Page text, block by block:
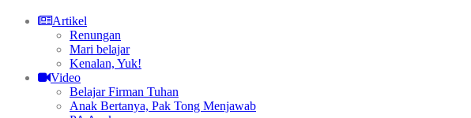
Artikel
Renungan
Mari belajar
Kenalan, Yuk!
Video
Belajar Firman Tuhan
Anak Bertanya, Pak Tong Menjawab